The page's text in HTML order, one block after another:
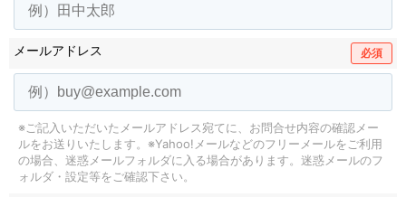
メールアドレス 必須
※ご記入いただいたメールアドレス宛てに、お問合せ内容の確認メー
ルをお送りいたします。 ※Yahoo!メールなどのフリーメールをご利用
の場合、迷惑メールフォルダに入る場合があります。 迷惑メールのフ
ォルダ・設定等をご確認下さい。